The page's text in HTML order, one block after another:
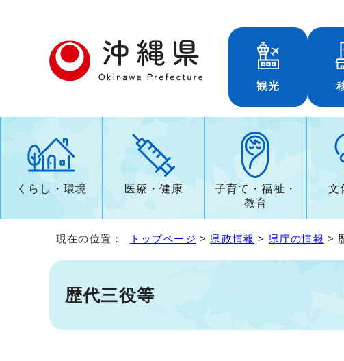
観光
くらし・環境 医療・健康
子育て・福祉・
教育
文
現在の位置： トップページ > 県政情報 > 県庁の情報 >
歴代三役等